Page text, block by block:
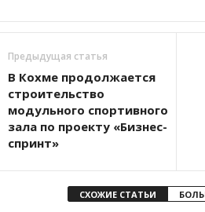
Предыдущая статья
В Кохме продолжается
строительство
модульного спортивного
зала по проекту «Бизнес-
спринт»
СХОЖИЕ СТАТЬИ